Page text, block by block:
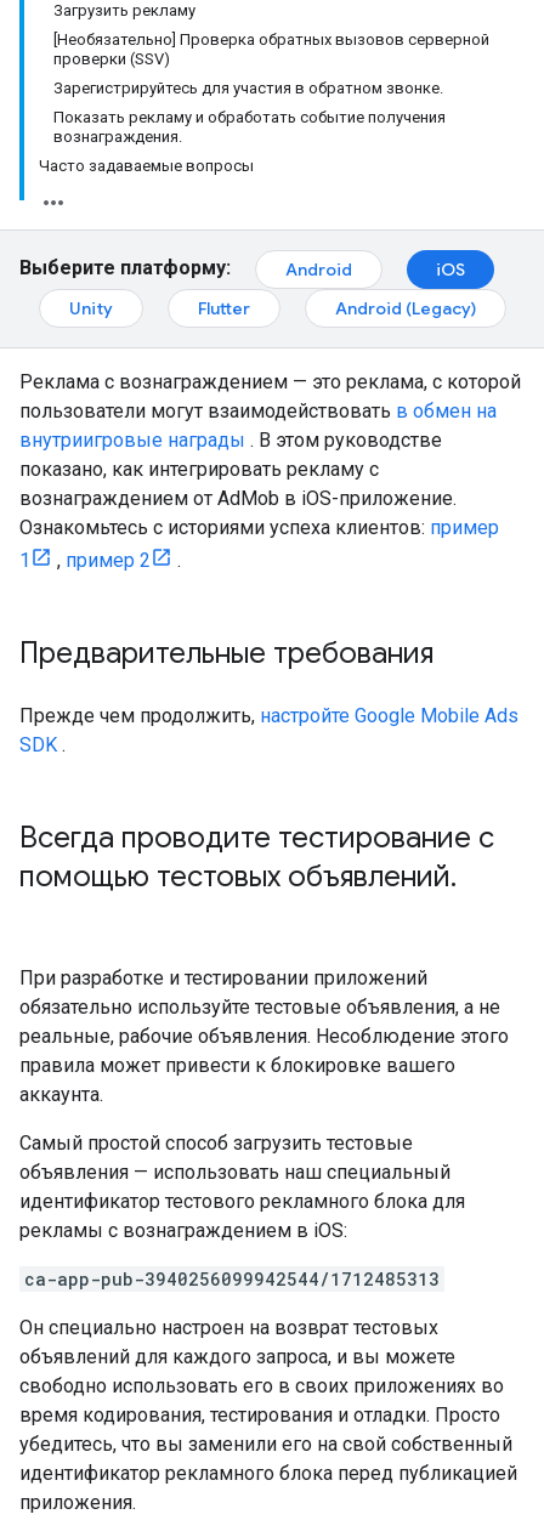
Загрузить рекламу
[Необязательно] Проверка обратных вызовов серверной
проверки (SSV)
Зарегистрируйтесь для участия в обратном звонке.
Показать рекламу и обработать событие получения
вознаграждения.
Часто задаваемые вопросы
Выберите платформу: Android
iOS
Unity
Flutter Android (Legacy)
Реклама с вознаграждением — это реклама, с которой
пользователи могут взаимодействовать в обмен на
внутриигровые награды . В этом руководстве
показано, как интегрировать рекламу с
вознаграждением от AdMob в iOS-приложение.
Ознакомьтесь с историями успеха клиентов: пример
1
, пример 2 .
Предварительные требования
Прежде чем продолжить, настройте Google Mobile Ads
SDK .
Всегда проводите тестирование с
помощью тестовых объявлений.
При разработке и тестировании приложений
обязательно используйте тестовые объявления, а не
реальные, рабочие объявления. Несоблюдение этого
правила может привести к блокировке вашего
аккаунта.
Самый простой способ загрузить тестовые
объявления — использовать наш специальный
идентификатор тестового рекламного блока для
рекламы с вознаграждением в iOS:
ca-app-pub-3940256099942544/1712485313
Он специально настроен на возврат тестовых
объявлений для каждого запроса, и вы можете
свободно использовать его в своих приложениях во
время кодирования, тестирования и отладки. Просто
убедитесь, что вы заменили его на свой собственный
идентификатор рекламного блока перед публикацией
приложения.